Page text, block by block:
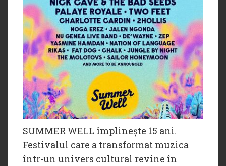
SUMMER WELL împlinește 15 ani.
Festivalul care a transformat muzica
într-un univers cultural revine în